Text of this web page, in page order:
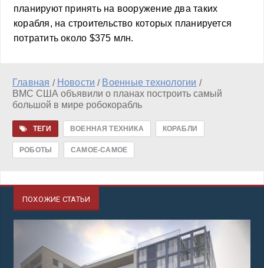
планируют принять на вооружение два таких
корабля, на строительство которых планируется
потратить около $375 млн.
Главная / Новости / Военные технологии /
ВМС США объявили о планах построить самый
большой в мире робокорабль
ТЕГИ ВОЕННАЯ ТЕХНИКА КОРАБЛИ
РОБОТЫ САМОЕ-САМОЕ
ПОХОЖИЕ СТАТЬИ